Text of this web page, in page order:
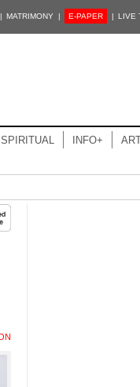
MATRIMONY | E-PAPER | LIVE
SPIRITUAL INFO+